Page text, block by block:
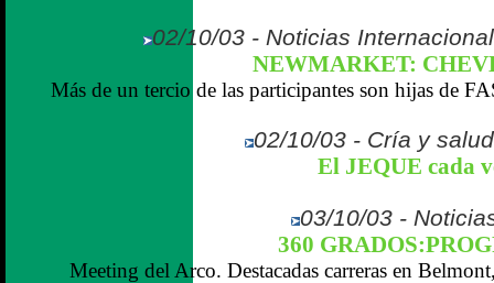
02/10/03 - Noticias
NEWMARKET:
Más de un tercio de las participantes son hijas de
02/10/03 - Cría y
El JEQUE cada
03/10/03 -
360
Meeting del Arco. Destacadas carreras en